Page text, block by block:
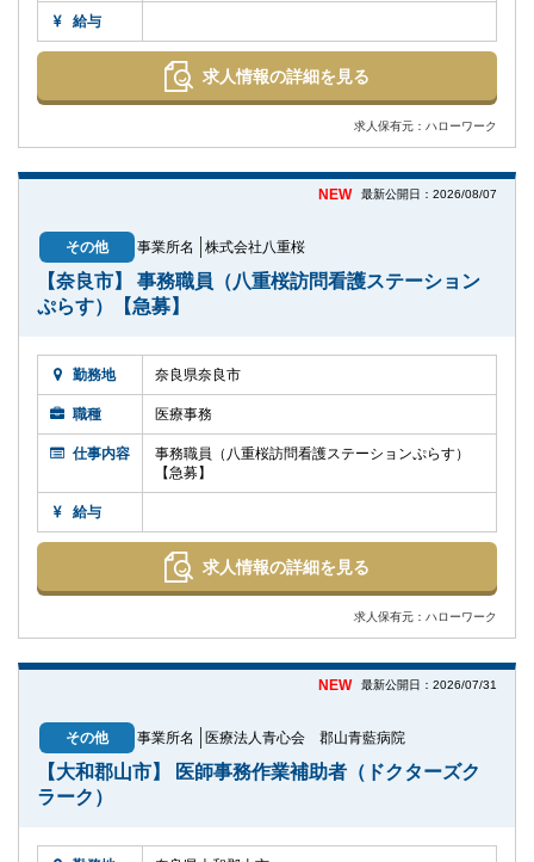
給与
求人情報の詳細を見る
求人保有元：ハローワーク
NEW 最新公開日：2026/08/07
その他 事業所名 株式会社八重桜
【奈良市】 事務職員（八重桜訪問看護ステーション
ぷらす）【急募】
勤務地 奈良県奈良市
職種 医療事務
仕事内容
事務職員（八重桜訪問看護ステーションぷらす）
【急募】
給与
求人情報の詳細を見る
求人保有元：ハローワーク
NEW 最新公開日：2026/07/31
その他 事業所名 医療法人青心会 郡山青藍病院
【大和郡山市】 医師事務作業補助者（ドクターズク
ラーク）